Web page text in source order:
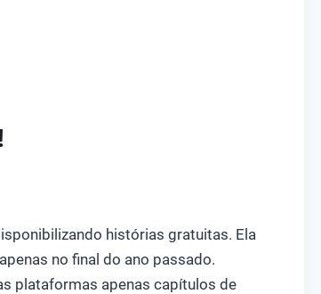
histórias gratuitas. Ela
no final do ano passado.
plataformas apenas capítulos de